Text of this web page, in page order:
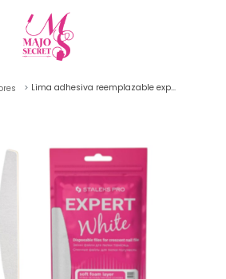
Lima adhesiva reemplazable expert 40 staleks blanca #150